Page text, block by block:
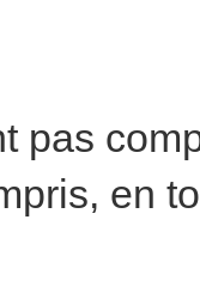
pas
en